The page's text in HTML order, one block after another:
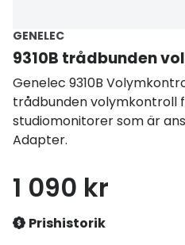
GENELEC
9310B trådbunden
Genelec 9310B
trådbunden volymkontroll
studiomonitorer som är
Adapter.
1 090 kr
Prishistorik